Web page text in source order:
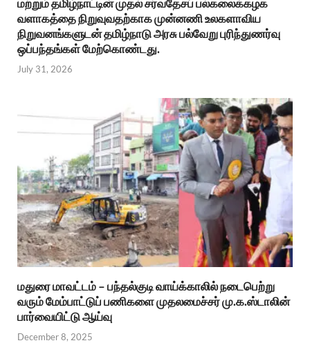
மற்றும் தமிழ்நாட்டின் முதல் சர்வதேசப் பல்கலைக்கழக
வளாகத்தை நிறுவுவதற்காக முன்னணி உலகளாவிய
நிறுவனங்களுடன் தமிழ்நாடு அரசு பல்வேறு புரிந்துணர்வு
ஒப்பந்தங்கள் மேற்கொண்டது.
July 31, 2026
மதுரை மாவட்டம் – பந்தல்குடி வாய்க்காலில் நடைபெற்று
வரும் மேம்பாட்டுப் பணிகளை முதலமைச்சர் மு.க.ஸ்டாலின்
பார்வையிட்டு ஆய்வு
December 8, 2025